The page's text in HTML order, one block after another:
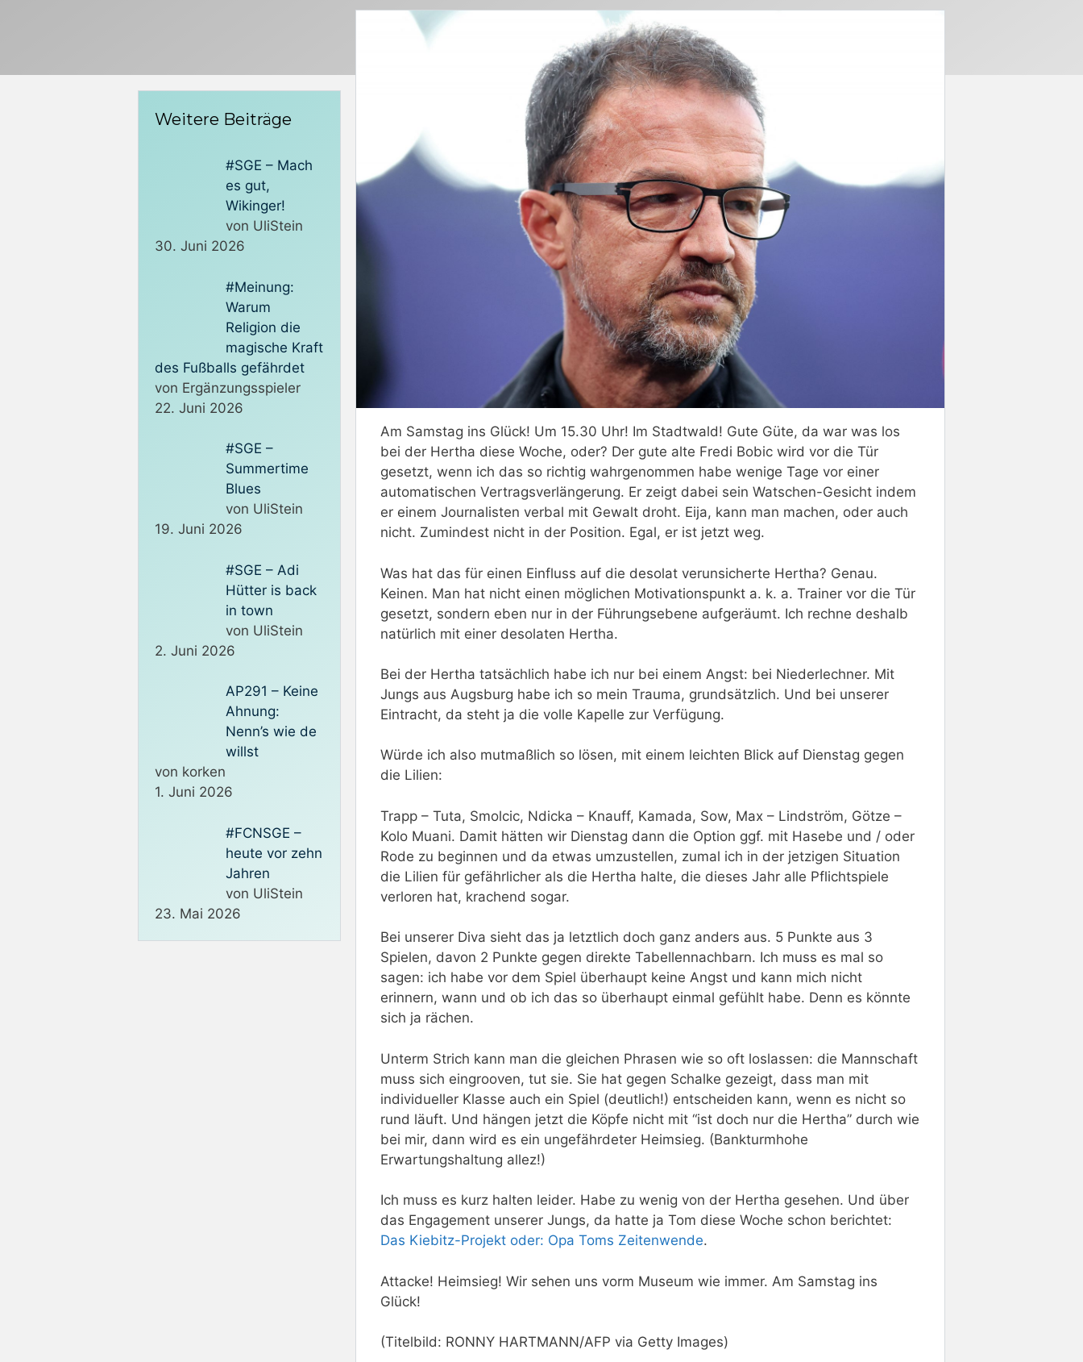
Am Samstag ins Glück! Um 15.30 Uhr! Im Stadtwald! Gute Güte, da war was los
bei der Hertha diese Woche, oder? Der gute alte Fredi Bobic wird vor die Tür
gesetzt, wenn ich das so richtig wahrgenommen habe wenige Tage vor einer
automatischen Vertragsverlängerung. Er zeigt dabei sein Watschen-Gesicht indem
er einem Journalisten verbal mit Gewalt droht. Eija, kann man machen, oder auch
nicht. Zumindest nicht in der Position. Egal, er ist jetzt weg.
Was hat das für einen Einfluss auf die desolat verunsicherte Hertha? Genau.
Keinen. Man hat nicht einen möglichen Motivationspunkt a. k. a. Trainer vor die Tür
gesetzt, sondern eben nur in der Führungsebene aufgeräumt. Ich rechne deshalb
natürlich mit einer desolaten Hertha.
Bei der Hertha tatsächlich habe ich nur bei einem Angst: bei Niederlechner. Mit
Jungs aus Augsburg habe ich so mein Trauma, grundsätzlich. Und bei unserer
Eintracht, da steht ja die volle Kapelle zur Verfügung.
Würde ich also mutmaßlich so lösen, mit einem leichten Blick auf Dienstag gegen
die Lilien:
Trapp – Tuta, Smolcic, Ndicka – Knauff, Kamada, Sow, Max – Lindström, Götze –
Kolo Muani. Damit hätten wir Dienstag dann die Option ggf. mit Hasebe und / oder
Rode zu beginnen und da etwas umzustellen, zumal ich in der jetzigen Situation
die Lilien für gefährlicher als die Hertha halte, die dieses Jahr alle Pflichtspiele
verloren hat, krachend sogar.
Bei unserer Diva sieht das ja letztlich doch ganz anders aus. 5 Punkte aus 3
Spielen, davon 2 Punkte gegen direkte Tabellennachbarn. Ich muss es mal so
sagen: ich habe vor dem Spiel überhaupt keine Angst und kann mich nicht
erinnern, wann und ob ich das so überhaupt einmal gefühlt habe. Denn es könnte
sich ja rächen.
Unterm Strich kann man die gleichen Phrasen wie so oft loslassen: die Mannschaft
muss sich eingrooven, tut sie. Sie hat gegen Schalke gezeigt, dass man mit
individueller Klasse auch ein Spiel (deutlich!) entscheiden kann, wenn es nicht so
rund läuft. Und hängen jetzt die Köpfe nicht mit “ist doch nur die Hertha” durch wie
bei mir, dann wird es ein ungefährdeter Heimsieg. (Bankturmhohe
Erwartungshaltung allez!)
Ich muss es kurz halten leider. Habe zu wenig von der Hertha gesehen. Und über
das Engagement unserer Jungs, da hatte ja Tom diese Woche schon berichtet:
Das Kiebitz-Projekt oder: Opa Toms Zeitenwende.
Attacke! Heimsieg! Wir sehen uns vorm Museum wie immer. Am Samstag ins
Glück!
(Titelbild: RONNY HARTMANN/AFP via Getty Images)
Weitere Beiträge
#SGE – Mach
es gut,
Wikinger!
von UliStein
30. Juni 2026
#Meinung:
Warum
Religion die
magische Kraft
des Fußballs gefährdet
von Ergänzungsspieler
22. Juni 2026
#SGE –
Summertime
Blues
von UliStein
19. Juni 2026
#SGE – Adi
Hütter is back
in town
von UliStein
2. Juni 2026
AP291 – Keine
Ahnung:
Nenn’s wie de
willst
von korken
1. Juni 2026
#FCNSGE –
heute vor zehn
Jahren
von UliStein
23. Mai 2026